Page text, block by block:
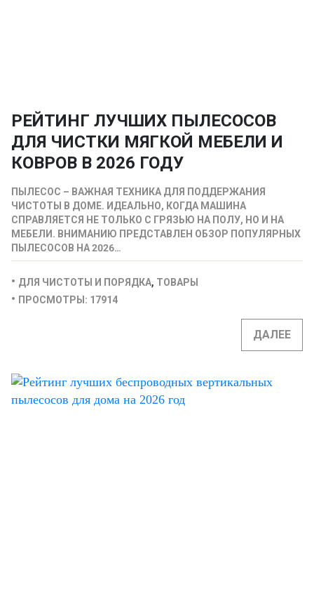
РЕЙТИНГ ЛУЧШИХ ПЫЛЕСОСОВ
ДЛЯ ЧИСТКИ МЯГКОЙ МЕБЕЛИ И
КОВРОВ В 2026 ГОДУ
ПЫЛЕСОС – ВАЖНАЯ ТЕХНИКА ДЛЯ ПОДДЕРЖАНИЯ
ЧИСТОТЫ В ДОМЕ. ИДЕАЛЬНО, КОГДА МАШИНА
СПРАВЛЯЕТСЯ НЕ ТОЛЬКО С ГРЯЗЬЮ НА ПОЛУ, НО И НА
МЕБЕЛИ. ВНИМАНИЮ ПРЕДСТАВЛЕН ОБЗОР ПОПУЛЯРНЫХ
ПЫЛЕСОСОВ НА 2026…
ДЛЯ ЧИСТОТЫ И ПОРЯДКА, ТОВАРЫ
ПРОСМОТРЫ: 17914
ДАЛЕЕ